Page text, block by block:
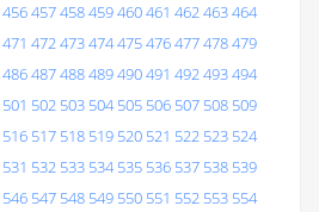
456457458459460461 462463464
471 472473474475476477478479
486487488489490491 492493494
501 502 503 504 505 506 507 508 509
516 517 518 519 520 521 522 523 524
531 532 533 534 535 536 537 538 539
546 547 548 549 550 551 552 553 554